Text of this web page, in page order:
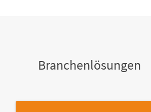
Branchenlösungen